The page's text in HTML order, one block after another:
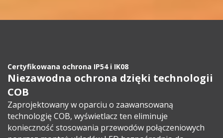
Certyfikowana ochrona IP54 i IK08
Niezawodna ochrona dzięki technologii
COB
Zaprojektowany w oparciu o zaawansowaną
technologię COB, wyświetlacz ten eliminuje
konieczność stosowania przewodów połączeniowych